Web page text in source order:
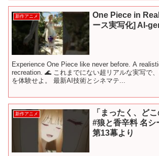
新作アニメ
One Piece in
ース実写化] AI-
Experience One Piece like never before. A
recreation. 🌊 これまでにない超リアルな実写で
を体験せよ。 最新AI技術とシネマテ...
新作アニメ
「まったく、ど
#狼と香辛料 名シ
第13幕より